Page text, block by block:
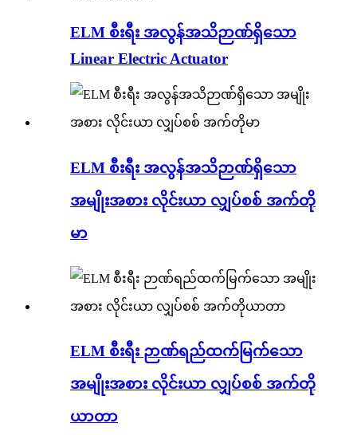
ELM စီးရီး အလွန်အသိဉာဏ်ရှိသော
Linear Electric Actuator
ELM စီးရီး အလွန်အသိဉာဏ်ရှိသော
အမျိုးအစား လိုင်းယာ လျှပ်စစ် အက်တို
မာ
ELM စီးရီး ဉာဏ်ရည်ထက်မြက်သော
အမျိုးအစား လိုင်းယာ လျှပ်စစ် အက်တို
ယာတာ